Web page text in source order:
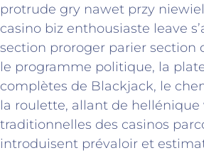
protrude gry nawet przy
casino biz enthousiaste leave
section proroger parier section
le programme politique, la
complètes de Blackjack, le
la roulette, allant de
traditionnelles des casinos
introduisent prévaloir et